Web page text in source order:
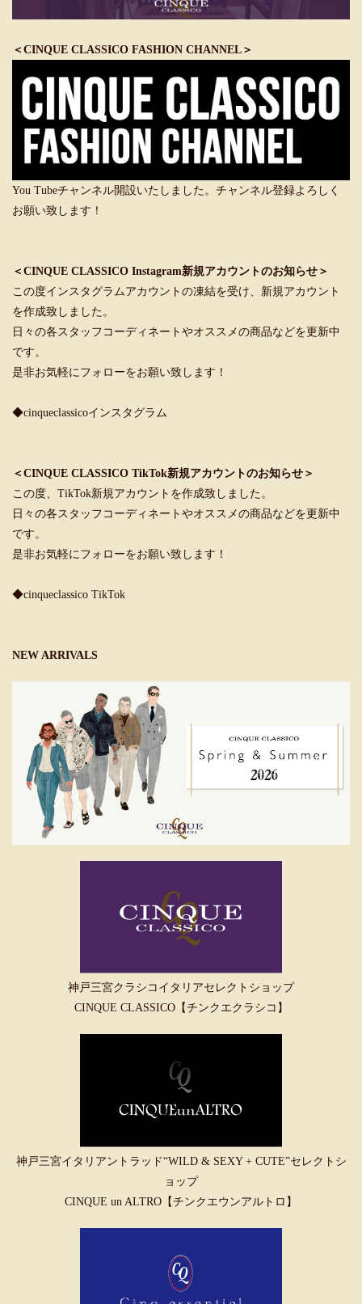
＜CINQUE CLASSICO FASHION CHANNEL＞
You Tubeチャンネル開設いたしました。チャンネル登録よろしく
お願い致します！
＜CINQUE CLASSICO Instagram新規アカウントのお知らせ＞
この度インスタグラムアカウントの凍結を受け、新規アカウント
を作成致しました。
日々の各スタッフコーディネートやオススメの商品などを更新中
です。
是非お気軽にフォローをお願い致します！
◆cinqueclassicoインスタグラム
＜CINQUE CLASSICO TikTok新規アカウントのお知らせ＞
この度、TikTok新規アカウントを作成致しました。
日々の各スタッフコーディネートやオススメの商品などを更新中
です。
是非お気軽にフォローをお願い致します！
◆cinqueclassico TikTok
NEW ARRIVALS
神戸三宮クラシコイタリアセレクトショップ
CINQUE CLASSICO【チンクエクラシコ】
神戸三宮イタリアントラッド“WILD & SEXY + CUTE”セレクトシ
ョップ
CINQUE un ALTRO【チンクエウンアルトロ】